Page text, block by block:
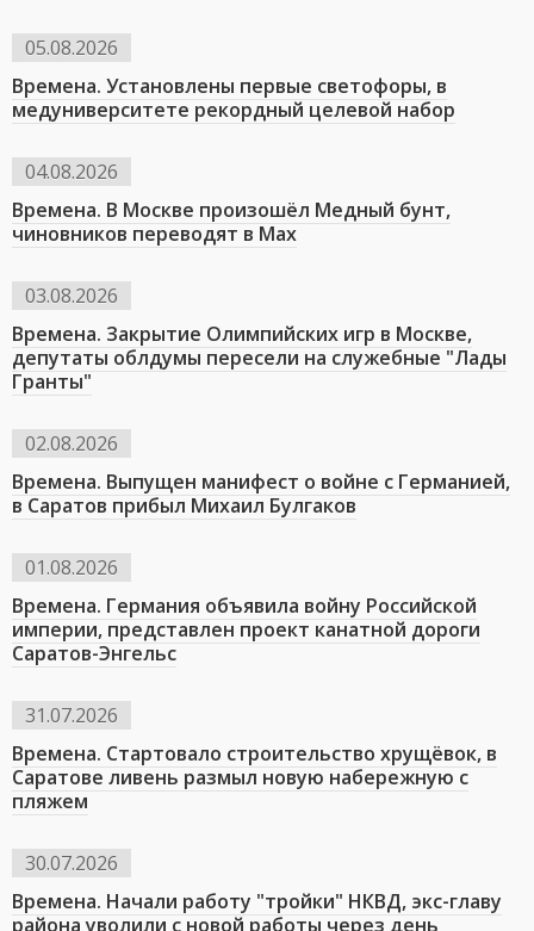
05.08.2026
Времена. Установлены первые светофоры, в
медуниверситете рекордный целевой набор
04.08.2026
Времена. В Москве произошёл Медный бунт,
чиновников переводят в Мах
03.08.2026
Времена. Закрытие Олимпийских игр в Москве,
депутаты облдумы пересели на служебные "Лады
Гранты"
02.08.2026
Времена. Выпущен манифест о войне с Германией,
в Саратов прибыл Михаил Булгаков
01.08.2026
Времена. Германия объявила войну Российской
империи, представлен проект канатной дороги
Саратов-Энгельс
31.07.2026
Времена. Стартовало строительство хрущёвок, в
Саратове ливень размыл новую набережную с
пляжем
30.07.2026
Времена. Начали работу "тройки" НКВД, экс-главу
района уволили с новой работы через день